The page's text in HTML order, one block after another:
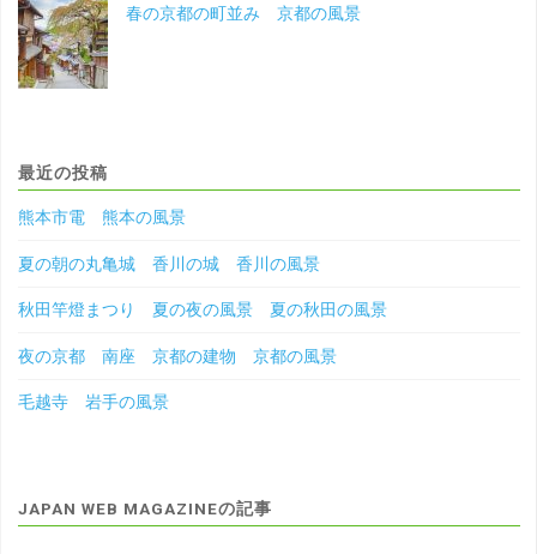
春の京都の町並み 京都の風景
最近の投稿
熊本市電 熊本の風景
夏の朝の丸亀城 香川の城 香川の風景
秋田竿燈まつり 夏の夜の風景 夏の秋田の風景
夜の京都 南座 京都の建物 京都の風景
毛越寺 岩手の風景
JAPAN WEB MAGAZINEの記事